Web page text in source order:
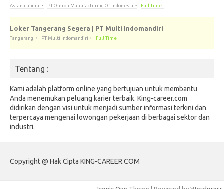
Astanajapura PT Omron Manufacturing Of Indonesia Full Time
Loker Tangerang Segera | PT Multi Indomandiri
Tangerang PT Multi Indomandiri Full Time
Tentang :
Kami adalah platform online yang bertujuan untuk membantu
Anda menemukan peluang karier terbaik. King-career.com
didirikan dengan visi untuk menjadi sumber informasi terkini dan
terpercaya mengenai lowongan pekerjaan di berbagai sektor dan
industri.
Copyright @ Hak Cipta KING-CAREER.COM